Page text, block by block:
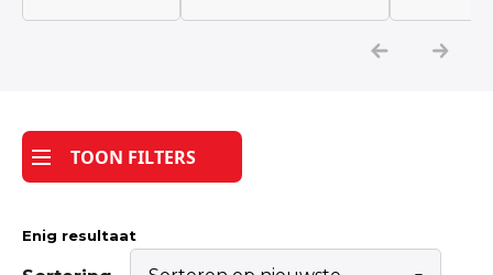
Katoen
Tijdpakker stof
TOON FILTERS
Enig resultaat